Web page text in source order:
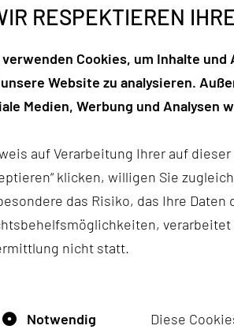
DURCH
RESPEKTIEREN
Cookies, um Inhalte
Website zu analysieren.
Medien, Werbung und Analysen
auf Verarbeitung Ihrer auf
klicken, willigen Sie
das Risiko, das Ihre
nicht statt.
Notwendig Diese